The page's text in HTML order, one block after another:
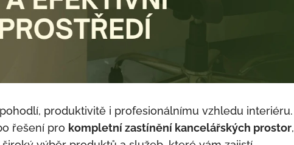
produktivitě i profesionálnímu vzhledu interiéru.
řešení pro kompletní zastínění kancelářských prostor,